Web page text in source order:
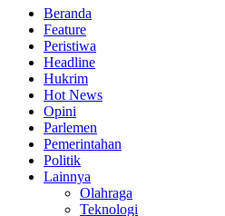
Beranda
Feature
Peristiwa
Headline
Hukrim
Hot News
Opini
Parlemen
Pemerintahan
Politik
Lainnya
Olahraga
Teknologi